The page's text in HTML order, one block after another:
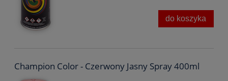
do koszyka
Champion Color - Czerwony Jasny Spray 400ml